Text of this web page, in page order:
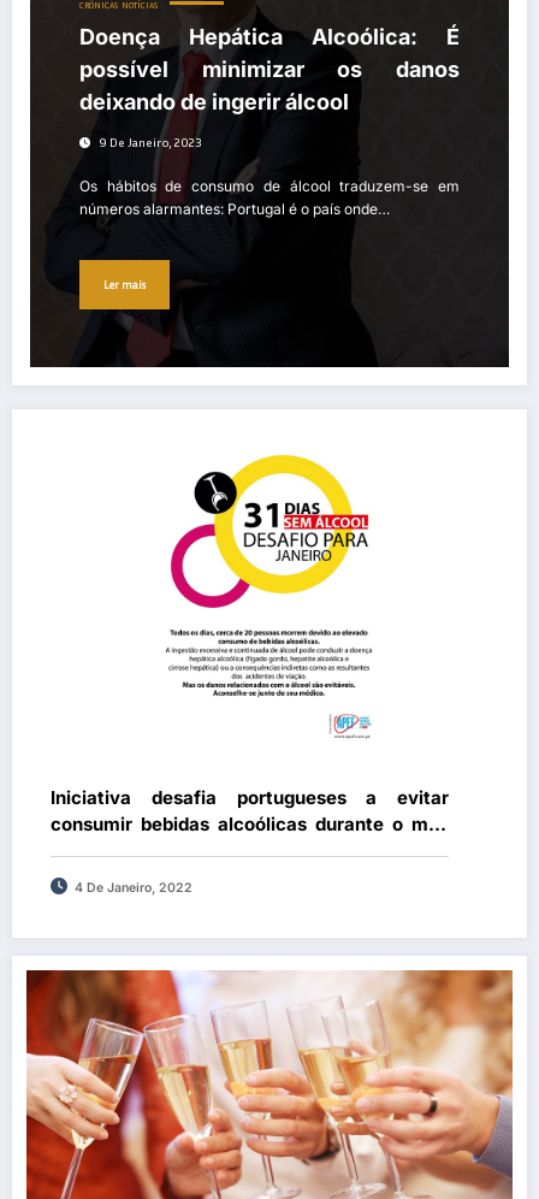
CRÓNICAS NOTÍCIAS
Doença Hepática Alcoólica: É
possível minimizar os danos
deixando de ingerir álcool
9 De Janeiro, 2023
Os hábitos de consumo de álcool traduzem-se em
números alarmantes: Portugal é o país onde…
Ler mais
Iniciativa desafia portugueses a evitar
consumir bebidas alcoólicas durante o mês
de janeiro
4 De Janeiro, 2022